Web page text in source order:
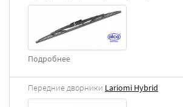
Подробнее
Передние дворники Lariomi Hybrid